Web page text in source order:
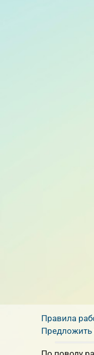
Правила
Предложить